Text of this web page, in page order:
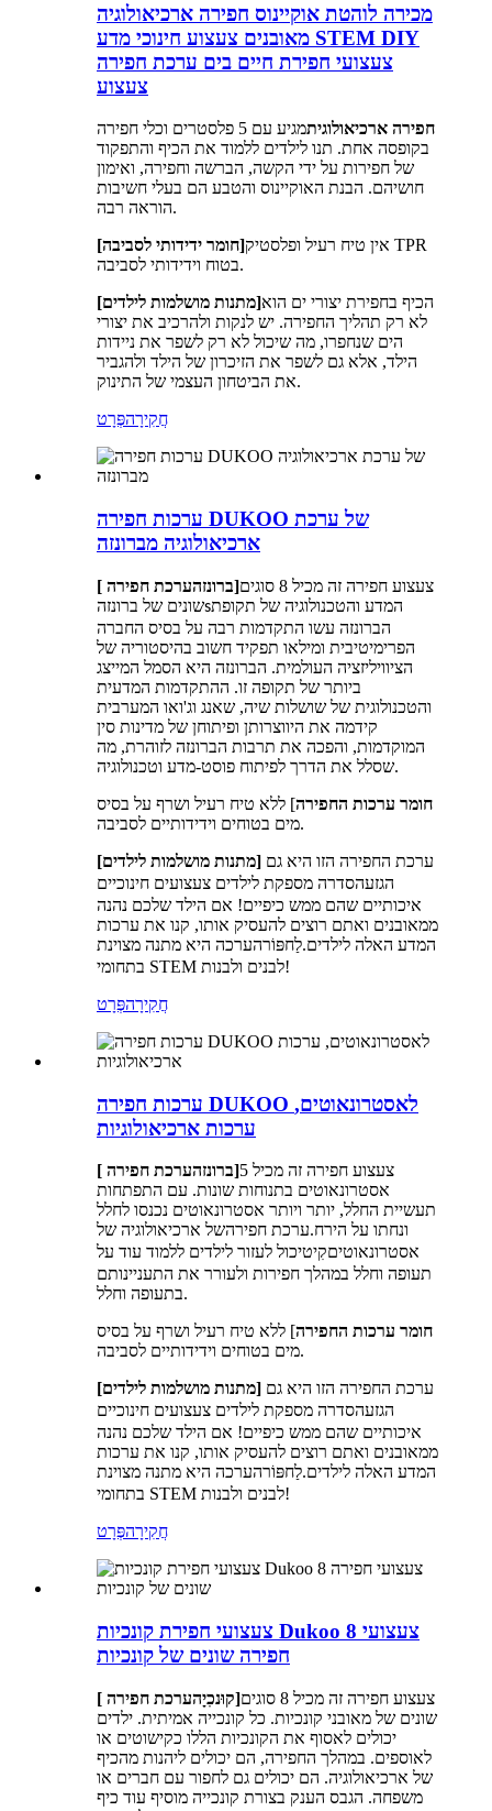
מכירה לוהטת אוקיינוס ​​חפירה ארכיאולוגיה
מאובנים צעצוע חינוכי מדע STEM DIY
צעצועי חפירת חיים בים ערכת חפירה
צעצוע
חפירה ארכיאולוגית
מגיע עם 5 פלסטרים וכלי חפירה
בקופסה אחת. תנו לילדים ללמוד את הכיף והתפקוד
של חפירות על ידי הקשה, הברשה וחפירה, ואימון
חושיהם. הבנת האוקיינוס ​​והטבע הם בעלי חשיבות
הוראה רבה.
[חומר ידידותי לסביבה]אין טיח רעיל ופלסטיק TPR
בטוח וידידותי לסביבה.
[מתנות מושלמות לילדים]הכיף בחפירת יצורי ים הוא
לא רק תהליך החפירה. יש לנקות ולהרכיב את יצורי
הים שנחפרו, מה שיכול לא רק לשפר את ניידות
הילד, אלא גם לשפר את הזיכרון של הילד ולהגביר
את הביטחון העצמי של התינוק.
חֲקִירָהפְּרָט
ערכות חפירה DUKOO של ערכת
ארכיאולוגיה מברונזה
[ ברונזהערכת חפירה ]צעצוע חפירה זה מכיל 8 סוגים
שונים של ברונזהsהמדע והטכנולוגיה של תקופת
הברונזה עשו התקדמות רבה על בסיס החברה
הפרימיטיבית ומילאו תפקיד חשוב בהיסטוריה של
הציוויליזציה העולמית. הברונזה היא הסמל המייצג
ביותר של תקופה זו. ההתקדמות המדעית
והטכנולוגית של שושלות שיה, שאנג וג'ואו המערבית
קידמה את היווצרותן ופיתוחן של מדינות סין
המוקדמות, והפכה את תרבות הברונזה לזוהרת, מה
שסלל את הדרך לפיתוח פוסט-מדע וטכנולוגיה.
חומר ערכות החפירה] ללא טיח רעיל ושרף על בסיס
מים בטוחים וידידותיים לסביבה.
[מתנות מושלמות לילדים] ערכת החפירה הזו היא גם
הגזעהסדרה מספקת לילדים צעצועים חינוכיים
איכותיים שהם ממש כיפיים! אם הילד שלכם נהנה
ממאובנים ואתם רוצים להעסיק אותו, קנו את ערכות
המדע האלה לילדים.לַחפּוֹרהערכה היא מתנה מצוינת
בתחומי STEM לבנים ולבנות!
חֲקִירָהפְּרָט
ערכות חפירה DUKOO לאסטרונאוטים,
ערכות ארכיאולוגיות
[ ברונזהערכת חפירה ]צעצוע חפירה זה מכיל 5
אסטרונאוטים בתנוחות שונות. עם התפתחות
תעשיית החלל, יותר ויותר אסטרונאוטים נכנסו לחלל
ונחתו על הירח.ערכת חפירהשל ארכיאולוגיה של
אסטרונאוטיםקִיטיכול לעזור לילדים ללמוד עוד על
תעופה וחלל במהלך חפירות ולעורר את התעניינותם
בתעופה וחלל.
חומר ערכות החפירה] ללא טיח רעיל ושרף על בסיס
מים בטוחים וידידותיים לסביבה.
[מתנות מושלמות לילדים] ערכת החפירה הזו היא גם
הגזעהסדרה מספקת לילדים צעצועים חינוכיים
איכותיים שהם ממש כיפיים! אם הילד שלכם נהנה
ממאובנים ואתם רוצים להעסיק אותו, קנו את ערכות
המדע האלה לילדים.לַחפּוֹרהערכה היא מתנה מצוינת
בתחומי STEM לבנים ולבנות!
חֲקִירָהפְּרָט
צעצועי חפירת קונכיות Dukoo 8 צעצועי
חפירה שונים של קונכיות
[ קוּנכִיָהערכת חפירה ]צעצוע חפירה זה מכיל 8 סוגים
שונים של מאובני קונכיות. כל קונכייה אמיתית. ילדים
יכולים לאסוף את הקונכיות הללו כקישוטים או
לאוספים. במהלך החפירה, הם יכולים ליהנות מהכיף
של ארכיאולוגיה. הם יכולים גם לחפור עם חברים או
משפחה. הגבס הענק בצורת קונכייה מוסיף עוד כיף